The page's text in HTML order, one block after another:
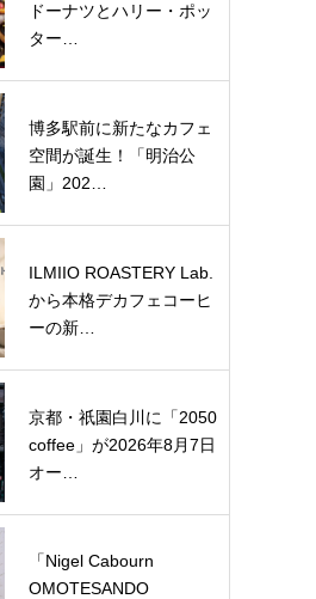
ドーナツとハリー・ポッ
ター…
博多駅前に新たなカフェ
空間が誕生！「明治公
園」202…
ILMIIO ROASTERY Lab.
から本格デカフェコーヒ
ーの新…
京都・祇園白川に「2050
coffee」が2026年8月7日
オー…
「Nigel Cabourn
OMOTESANDO